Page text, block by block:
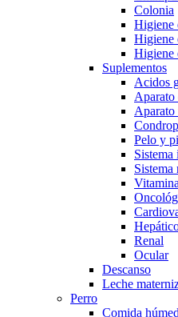
Colonia
Higiene
Higiene
Higiene
Suplementos
Acidos
Aparato
Pelo y
Sistema
Renal
Ocular
Descanso
Leche
Perro
Comida